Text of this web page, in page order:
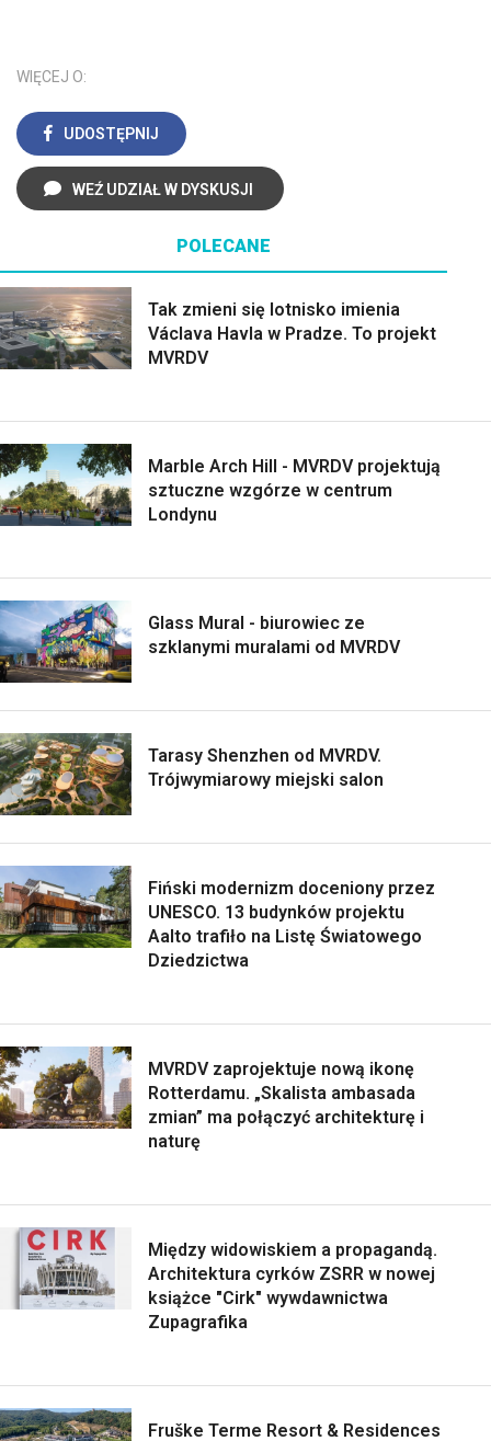
WIĘCEJ O:
UDOSTĘPNIJ
WEŹ UDZIAŁ W DYSKUSJI
POLECANE
Tak zmieni się lotnisko imienia
Václava Havla w Pradze. To projekt
MVRDV
Marble Arch Hill - MVRDV projektują
sztuczne wzgórze w centrum
Londynu
Glass Mural - biurowiec ze
szklanymi muralami od MVRDV
Tarasy Shenzhen od MVRDV.
Trójwymiarowy miejski salon
Fiński modernizm doceniony przez
UNESCO. 13 budynków projektu
Aalto trafiło na Listę Światowego
Dziedzictwa
MVRDV zaprojektuje nową ikonę
Rotterdamu. „Skalista ambasada
zmian” ma połączyć architekturę i
naturę
Między widowiskiem a propagandą.
Architektura cyrków ZSRR w nowej
książce "Cirk" wywdawnictwa
Zupagrafika
Fruške Terme Resort & Residences